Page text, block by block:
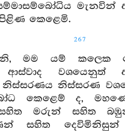
මැනවින්
කෙළෙමි.
267
මම යම් කලෙක
ආස්වාද වශයෙනුත්
නිස්සරණය නිස්සරණ
කෙළෙම් ද,
මරුන් සහිත
සහිත දෙවිමිනිසුන්